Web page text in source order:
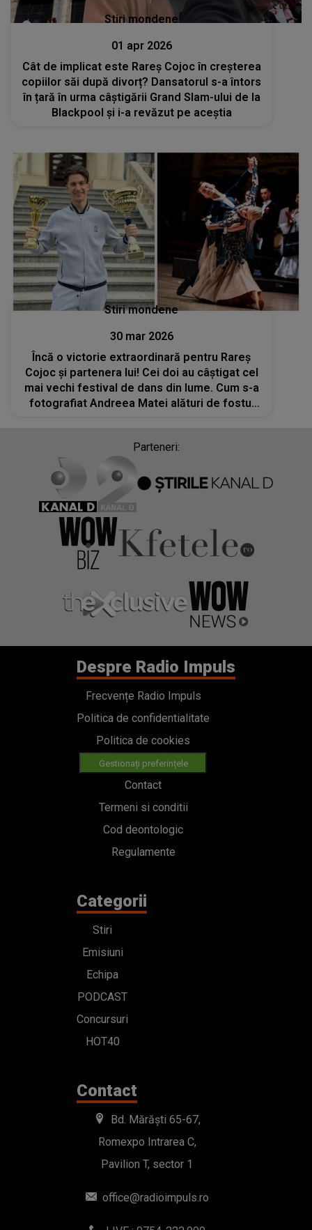
Stiri mondene
01 apr 2026
Cât de implicat este Rareș Cojoc în creșterea
copiilor săi după divorț? Dansatorul s-a întors
în țară în urma câștigării Grand Slam-ului de la
Blackpool și i-a revăzut pe aceștia
Stiri mondene
30 mar 2026
Încă o victorie extraordinară pentru Rareș
Cojoc și partenera lui! Cei doi au câștigat cel
mai vechi festival de dans din lume. Cum s-a
fotografiat Andreea Matei alături de fostul
Parteneri:
Despre Radio Impuls
Frecvențe Radio Impuls
Politica de confidentialitate
Politica de cookies
Gestionați preferințele
Contact
Termeni si conditii
Cod deontologic
Regulamente
Categorii
Stiri
Emisiuni
Echipa
PODCAST
Concursuri
HOT40
Contact
Bd. Mărăști 65-67,
Romexpo Intrarea C,
Pavilion T, sector 1
office@radioimpuls.ro